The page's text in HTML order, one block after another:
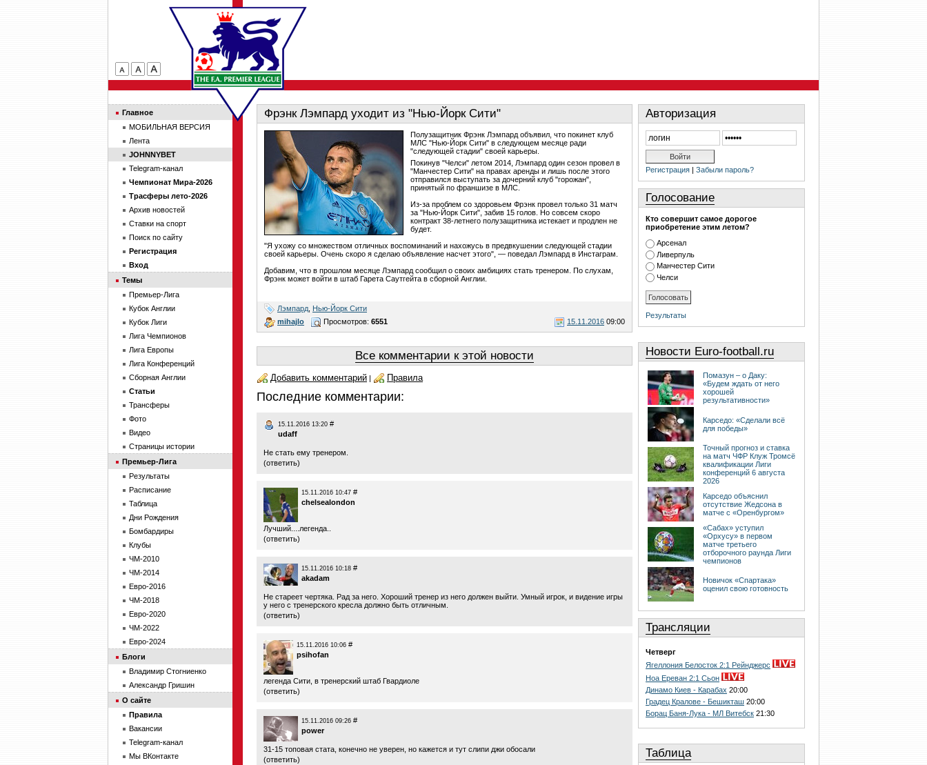
Фрэнк Лэмпард уходит из "Нью-Йорк Сити"
Полузащитник Фрэнк Лэмпард объявил, что покинет клуб
МЛС "Нью-Йорк Сити" в следующем месяце ради
"следующей стадии" своей карьеры.
Покинув "Челси" летом 2014, Лэмпард один сезон провел в
"Манчестер Сити" на правах аренды и лишь после этого
отправился выступать за дочерний клуб "горожан",
принятый по франшизе в МЛС.
Из-за проблем со здоровьем Фрэнк провел только 31 матч
за "Нью-Йорк Сити", забив 15 голов. Но совсем скоро
контракт 38-летнего полузащитника истекает и продлен не
будет.
"Я ухожу со множеством отличных воспоминаний и нахожусь в предвкушении следующей стадии
своей карьеры. Очень скоро я сделаю объявление насчет этого", — поведал Лэмпард в Инстаграм.
Добавим, что в прошлом месяце Лэмпард сообщил о своих амбициях стать тренером. По слухам,
Фрэнк может войти в штаб Гарета Саутгейта в сборной Англии.
Лэмпард Нью-Йорк Сити
mihajlo
15.11.2016 09:00
Просмотров: 6551
Все комментарии к этой новости
Добавить комментарий | Правила
Последние комментарии:
15.11.2016 13:20 #
udaff
Не стать ему тренером.
(ответить)
15.11.2016 10:47 #
chelsealondon
Лучший....легенда..
(ответить)
15.11.2016 10:18 #
akadam
Не стареет чертяка. Рад за него. Хороший тренер из него должен выйти. Умный игрок, и видение игры
у него с тренерского кресла должно быть отличным.
(ответить)
15.11.2016 10:06 #
psihofan
легенда Сити, в тренерский штаб Гвардиоле
(ответить)
15.11.2016 09:26 #
power
31-15 топовая стата, конечно не уверен, но кажется и тут слипи джи обосали
(ответить)
Авторизация
Регистрация | Забыли пароль?
Голосование
Кто совершит самое дорогое
приобретение этим летом?
Арсенал
Ливерпуль
Манчестер Сити
Челси
Результаты
Новости Euro-football.ru
Помазун – о Даку:
«Будем ждать от него
хорошей
результативности»
Карседо: «Сделали всё
для победы»
Точный прогноз и ставка
на матч ЧФР Клуж Тромсё
квалификации Лиги
конференций 6 августа
2026
Карседо объяснил
отсутствие Жедсона в
матче с «Оренбургом»
«Сабах» уступил
«Орхусу» в первом
матче третьего
отборочного раунда Лиги
чемпионов
Новичок «Спартака»
оценил свою готовность
Трансляции
Четверг
Ягеллония Белосток 2:1 Рейнджерс
Ноа Ереван 2:1 Сьон
Динамо Киев - Карабах 20:00
Градец Кралове - Бешикташ 20:00
Борац Баня-Лука - МЛ Витебск 21:30
Таблица
Главное
МОБИЛЬНАЯ ВЕРСИЯ
Лента
JOHNNYBET
Telegram-канал
Чемпионат Мира-2026
Трасферы лето-2026
Архив новостей
Ставки на спорт
Поиск по сайту
Регистрация
Вход
Темы
Премьер-Лига
Кубок Англии
Кубок Лиги
Лига Чемпионов
Лига Европы
Лига Конференций
Сборная Англии
Статьи
Трансферы
Фото
Видео
Страницы истории
Премьер-Лига
Результаты
Расписание
Таблица
Дни Рождения
Бомбардиры
Клубы
ЧМ-2010
ЧМ-2014
Евро-2016
ЧМ-2018
Евро-2020
ЧМ-2022
Евро-2024
Блоги
Владимир Стогниенко
Александр Гришин
О сайте
Правила
Вакансии
Telegram-канал
Мы ВКонтакте